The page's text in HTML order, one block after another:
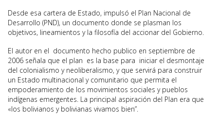
Desde esa cartera de Estado, impulsó el Plan Nacional de
Desarrollo (PND), un documento donde se plasman los
objetivos, lineamientos y la filosofía del accionar del Gobierno.
El autor en el documento hecho publico en septiembre de
2006 señala que el plan es la base para iniciar el desmontaje
del colonialismo y neoliberalismo, y que servirá para construir
un Estado multinacional y comunitario que permita el
empoderamiento de los movimientos sociales y pueblos
indígenas emergentes. La principal aspiración del Plan era que
«los bolivianos y bolivianas vivamos bien”.